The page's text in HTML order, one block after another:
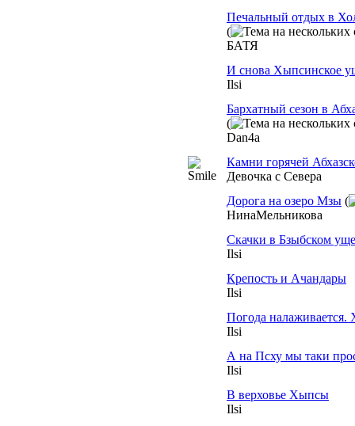
Печальный отдых в
(
БАТЯ
И снова Хыпсинское
Ilsi
Бархатный сезон в
(
Dan4a
Камни горячей
Девочка с Севера
Дорога на озеро Мзы (
НинаМельникова
Скачки в Бзыбском
Ilsi
Крепость и Ачандары
Ilsi
Погода налаживается.
Ilsi
А на Псху мы таки
Ilsi
В верховье Хыпсы
Ilsi